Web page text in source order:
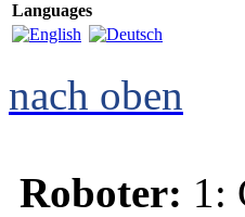
Languages
nach oben
Roboter: 1: